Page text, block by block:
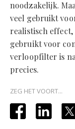
noodzakelijk.
veel gebruikt
realistisch
gebruikt voor
verloopfilter is
precies.
ZEG HET VOORT...